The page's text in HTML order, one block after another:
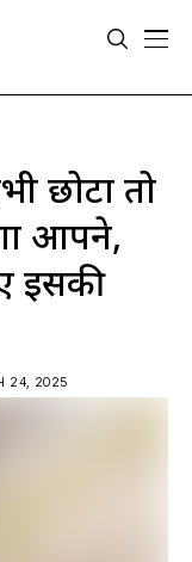
छोटा तो
आपने,
इसकी
24, 2025